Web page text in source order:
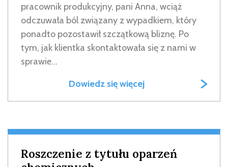
pracownik produkcyjny, pani Anna, wciąż
odczuwała ból związany z wypadkiem, który
ponadto pozostawił szczątkową bliznę. Po
tym, jak klientka skontaktowała się z nami w
sprawie...
Dowiedz się więcej
Roszczenie z tytułu oparzeń